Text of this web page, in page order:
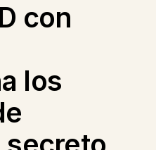
con
los